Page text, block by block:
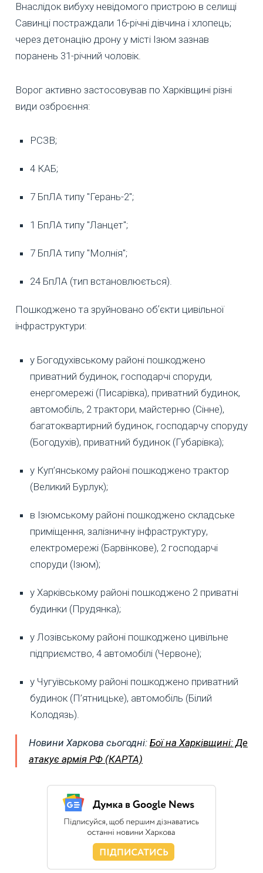
Внаслідок вибуху невідомого пристрою в селищі
Савинці постраждали 16-річні дівчина і хлопець;
через детонацію дрону у місті Ізюм зазнав
поранень 31-річний чоловік.
Ворог активно застосовував по Харківщині різні
види озброєння:
РСЗВ;
4 КАБ;
7 БпЛА типу "Герань-2";
1 БпЛА типу "Ланцет";
7 БпЛА типу "Молнія";
24 БпЛА (тип встановлюється).
Пошкоджено та зруйновано обʼєкти цивільної
інфраструктури:
у Богодухівському районі пошкоджено
приватний будинок, господарчі споруди,
енергомережі (Писарівка), приватний будинок,
автомобіль, 2 трактори, майстерню (Сінне),
багатоквартирний будинок, господарчу споруду
(Богодухів), приватний будинок (Губарівка);
у Куп’янському районі пошкоджено трактор
(Великий Бурлук);
в Ізюмському районі пошкоджено складське
приміщення, залізничну інфраструктуру,
електромережі (Барвінкове), 2 господарчі
споруди (Ізюм);
у Харківському районі пошкоджено 2 приватні
будинки (Прудянка);
у Лозівському районі пошкоджено цивільне
підприємство, 4 автомобілі (Червоне);
у Чугуївському районі пошкоджено приватний
будинок (П’ятницьке), автомобіль (Білий
Колодязь).
Новини Харкова сьогодні: Бої на Харківщині: Де
атакує армія РФ (КАРТА)